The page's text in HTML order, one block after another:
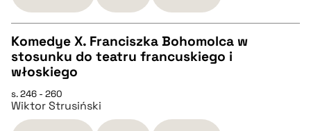
BIBTEX
pobierz cytat
CZYSTY TEKST
pobierz cytat
Komedye X. Franciszka Bohomolca w
stosunku do teatru francuskiego i
włoskiego
s. 246 - 260
Wiktor Strusiński